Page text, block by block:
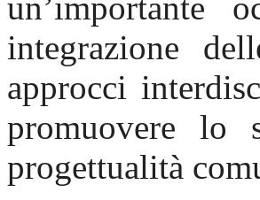
integrazione
approcci
promuovere
progettualità